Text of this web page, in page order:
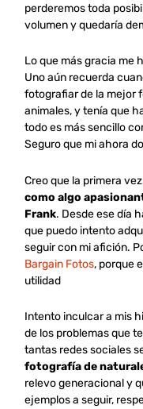
perderemos toda
volumen y quedaría
Lo que más gracia me
Uno aún recuerda
fotografiar de la mejor
animales, y tenía que
todo es más sencillo
Seguro que mi ahora
Creo que la primera
como algo
Frank. Desde ese día
que puedo intento
seguir con mi afición.
Bargain Fotos, porque
utilidad
Intento inculcar a mis
de los problemas que
tantas redes sociales
fotografía de
relevo generacional y
ejemplos a seguir,